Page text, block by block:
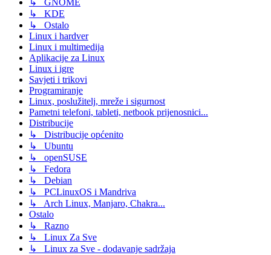
↳ GNOME
↳ KDE
↳ Ostalo
Linux i hardver
Linux i multimedija
Aplikacije za Linux
Linux i igre
Savjeti i trikovi
Programiranje
Linux, poslužitelj, mreže i sigurnost
Pametni telefoni, tableti, netbook prijenosnici...
Distribucije
↳ Distribucije općenito
↳ Ubuntu
↳ openSUSE
↳ Fedora
↳ Debian
↳ PCLinuxOS i Mandriva
↳ Arch Linux, Manjaro, Chakra...
Ostalo
↳ Razno
↳ Linux Za Sve
↳ Linux za Sve - dodavanje sadržaja